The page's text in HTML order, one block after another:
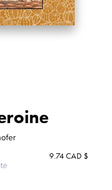
9.74 CAD $